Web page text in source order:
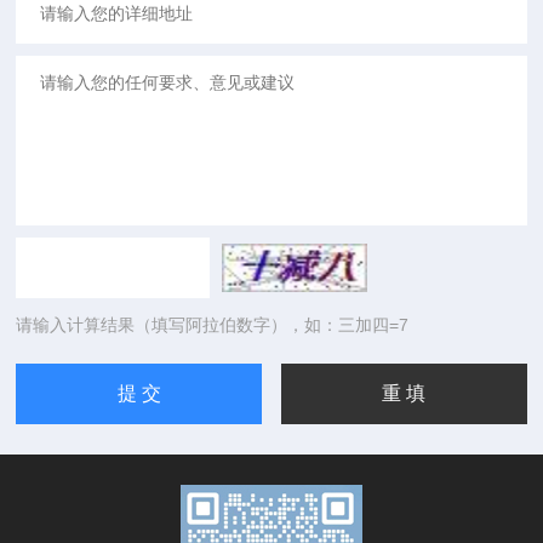
请输入计算结果（填写阿拉伯数字），如：三加四=7